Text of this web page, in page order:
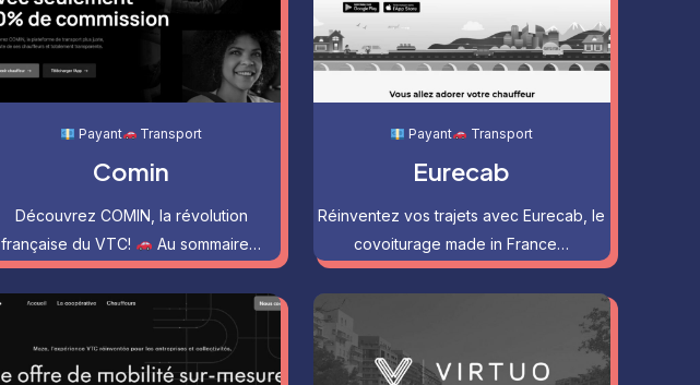
Payant Transport
Comin
Découvrez COMIN, la révolution
française du VTC!
Au sommaire…
Payant Transport
Eurecab
Réinventez vos trajets avec Eurecab, le
covoiturage made in France…